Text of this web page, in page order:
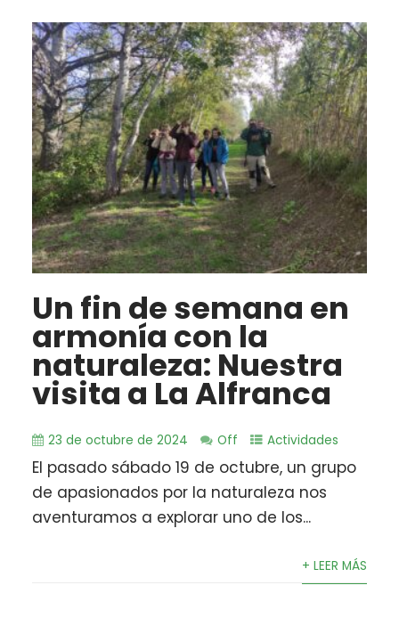
Un fin de semana en
armonía con la
naturaleza: Nuestra
visita a La Alfranca
23 de octubre de 2024 Off Actividades
El pasado sábado 19 de octubre, un grupo
de apasionados por la naturaleza nos
aventuramos a explorar uno de los...
+ LEER MÁS